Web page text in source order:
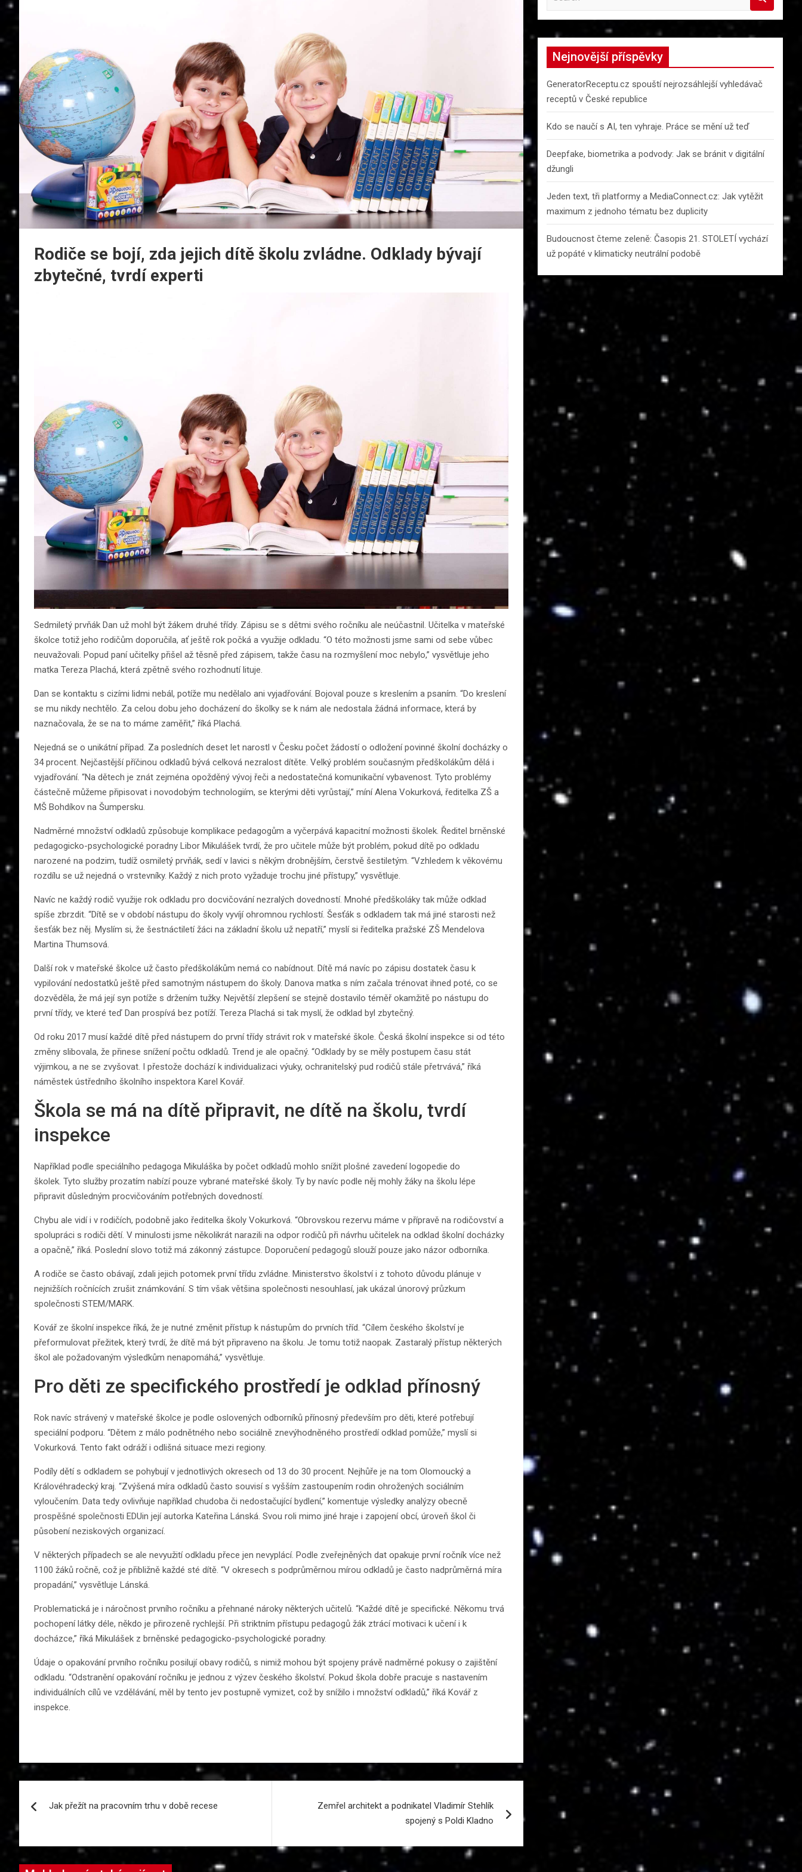
Rodiče se bojí, zda jejich dítě školu zvládne. Odklady bývají
zbytečné, tvrdí experti
Sedmiletý prvňák Dan už mohl být žákem druhé třídy. Zápisu se s dětmi svého ročníku ale neúčastnil. Učitelka v mateřské
školce totiž jeho rodičům doporučila, ať ještě rok počká a využije odkladu. “O této možnosti jsme sami od sebe vůbec
neuvažovali. Popud paní učitelky přišel až těsně před zápisem, takže času na rozmyšlení moc nebylo,” vysvětluje jeho
matka Tereza Plachá, která zpětně svého rozhodnutí lituje.
Dan se kontaktu s cizími lidmi nebál, potíže mu nedělalo ani vyjadřování. Bojoval pouze s kreslením a psaním. “Do kreslení
se mu nikdy nechtělo. Za celou dobu jeho docházení do školky se k nám ale nedostala žádná informace, která by
naznačovala, že se na to máme zaměřit,” říká Plachá.
Nejedná se o unikátní případ. Za posledních deset let narostl v Česku počet žádostí o odložení povinné školní docházky o
34 procent. Nejčastější příčinou odkladů bývá celková nezralost dítěte. Velký problém současným předškolákům dělá i
vyjadřování. “Na dětech je znát zejména opožděný vývoj řeči a nedostatečná komunikační vybavenost. Tyto problémy
částečně můžeme připisovat i novodobým technologiím, se kterými děti vyrůstají,” míní Alena Vokurková, ředitelka ZŠ a
MŠ Bohdíkov na Šumpersku.
Nadměrné množství odkladů způsobuje komplikace pedagogům a vyčerpává kapacitní možnosti školek. Ředitel brněnské
pedagogicko-psychologické poradny Libor Mikulášek tvrdí, že pro učitele může být problém, pokud dítě po odkladu
narozené na podzim, tudíž osmiletý prvňák, sedí v lavici s někým drobnějším, čerstvě šestiletým. “Vzhledem k věkovému
rozdílu se už nejedná o vrstevníky. Každý z nich proto vyžaduje trochu jiné přístupy,” vysvětluje.
Navíc ne každý rodič využije rok odkladu pro docvičování nezralých dovedností. Mnohé předškoláky tak může odklad
spíše zbrzdit. “Dítě se v období nástupu do školy vyvíjí ohromnou rychlostí. Šesťák s odkladem tak má jiné starosti než
šesťák bez něj. Myslím si, že šestnáctiletí žáci na základní školu už nepatří,” myslí si ředitelka pražské ZŠ Mendelova
Martina Thumsová.
Další rok v mateřské školce už často předškolákům nemá co nabídnout. Dítě má navíc po zápisu dostatek času k
vypilování nedostatků ještě před samotným nástupem do školy. Danova matka s ním začala trénovat ihned poté, co se
dozvěděla, že má její syn potíže s držením tužky. Největší zlepšení se stejně dostavilo téměř okamžitě po nástupu do
první třídy, ve které teď Dan prospívá bez potíží. Tereza Plachá si tak myslí, že odklad byl zbytečný.
Od roku 2017 musí každé dítě před nástupem do první třídy strávit rok v mateřské škole. Česká školní inspekce si od této
změny slibovala, že přinese snížení počtu odkladů. Trend je ale opačný. “Odklady by se měly postupem času stát
výjimkou, a ne se zvyšovat. I přestože dochází k individualizaci výuky, ochranitelský pud rodičů stále přetrvává,” říká
náměstek ústředního školního inspektora Karel Kovář.
Škola se má na dítě připravit, ne dítě na školu, tvrdí
inspekce
Například podle speciálního pedagoga Mikuláška by počet odkladů mohlo snížit plošné zavedení logopedie do
školek. Tyto služby prozatím nabízí pouze vybrané mateřské školy. Ty by navíc podle něj mohly žáky na školu lépe
připravit důsledným procvičováním potřebných dovedností.
Chybu ale vidí i v rodičích, podobně jako ředitelka školy Vokurková. “Obrovskou rezervu máme v přípravě na rodičovství a
spolupráci s rodiči dětí. V minulosti jsme několikrát narazili na odpor rodičů při návrhu učitelek na odklad školní docházky
a opačně,” říká. Poslední slovo totiž má zákonný zástupce. Doporučení pedagogů slouží pouze jako názor odborníka.
A rodiče se často obávají, zdali jejich potomek první třídu zvládne. Ministerstvo školství i z tohoto důvodu plánuje v
nejnižších ročnících zrušit známkování. S tím však většina společnosti nesouhlasí, jak ukázal únorový průzkum
společnosti STEM/MARK.
Kovář ze školní inspekce říká, že je nutné změnit přístup k nástupům do prvních tříd. “Cílem českého školství je
přeformulovat přežitek, který tvrdí, že dítě má být připraveno na školu. Je tomu totiž naopak. Zastaralý přístup některých
škol ale požadovaným výsledkům nenapomáhá,” vysvětluje.
Pro děti ze specifického prostředí je odklad přínosný
Rok navíc strávený v mateřské školce je podle oslovených odborníků přínosný především pro děti, které potřebují
speciální podporu. “Dětem z málo podnětného nebo sociálně znevýhodněného prostředí odklad pomůže,” myslí si
Vokurková. Tento fakt odráží i odlišná situace mezi regiony.
Podíly dětí s odkladem se pohybují v jednotlivých okresech od 13 do 30 procent. Nejhůře je na tom Olomoucký a
Královéhradecký kraj. “Zvýšená míra odkladů často souvisí s vyšším zastoupením rodin ohrožených sociálním
vyloučením. Data tedy ovlivňuje například chudoba či nedostačující bydlení,” komentuje výsledky analýzy obecně
prospěšné společnosti EDUin její autorka Kateřina Lánská. Svou roli mimo jiné hraje i zapojení obcí, úroveň škol či
působení neziskových organizací.
V některých případech se ale nevyužití odkladu přece jen nevyplácí. Podle zveřejněných dat opakuje první ročník více než
1100 žáků ročně, což je přibližně každé sté dítě. “V okresech s podprůměrnou mírou odkladů je často nadprůměrná míra
propadání,” vysvětluje Lánská.
Problematická je i náročnost prvního ročníku a přehnané nároky některých učitelů. “Každé dítě je specifické. Někomu trvá
pochopení látky déle, někdo je přirozeně rychlejší. Při striktním přístupu pedagogů žák ztrácí motivaci k učení i k
docházce,” říká Mikulášek z brněnské pedagogicko-psychologické poradny.
Údaje o opakování prvního ročníku posilují obavy rodičů, s nimiž mohou být spojeny právě nadměrné pokusy o zajištění
odkladu. “Odstranění opakování ročníku je jednou z výzev českého školství. Pokud škola dobře pracuje s nastavením
individuálních cílů ve vzdělávání, měl by tento jev postupně vymizet, což by snížilo i množství odkladů,” říká Kovář z
inspekce.
pro
příspěvek
Jak přežít na pracovním trhu v době recese
Zemřel architekt a podnikatel Vladimír Stehlík
spojený s Poldi Kladno
a
r
h
Nejnovější příspěvky
GeneratorReceptu.cz spouští nejrozsáhlejší vyhledávač
receptů v České republice
Kdo se naučí s AI, ten vyhraje. Práce se mění už teď
Deepfake, biometrika a podvody: Jak se bránit v digitální
džungli
Jeden text, tři platformy a MediaConnect.cz: Jak vytěžit
maximum z jednoho tématu bez duplicity
Budoucnost čteme zeleně: Časopis 21. STOLETÍ vychází
už popáté v klimaticky neutrální podobě